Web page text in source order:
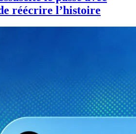
réécrire l’histoire